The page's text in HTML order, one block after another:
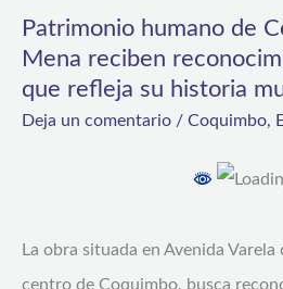
Patrimonio humano de
Mena reciben
que refleja su historia
Deja un comentario / Coquimbo,
La obra situada en Avenida
centro de Coquimbo, busca
de
con
mural